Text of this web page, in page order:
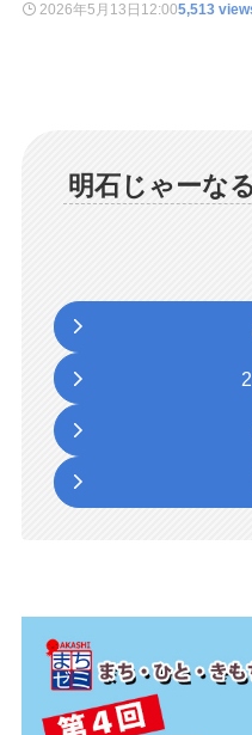
2026年5月13日 12:005,513
明石じゃーな